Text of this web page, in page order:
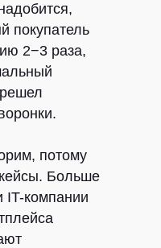
покупатель
2−3 раза,
потому
кейсы. Больше
IT-компании